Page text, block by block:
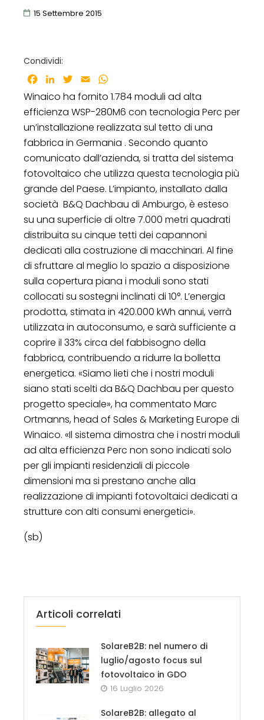
15 Settembre 2015
Condividi:
Facebook
LinkedInTwitter
Email
Winaico ha fornito 1.784 moduli ad alta
efficienza WSP-280M6 con tecnologia Perc per
un’installazione realizzata sul tetto di una
fabbrica in Germania . Secondo quanto
comunicato dall’azienda, si tratta del sistema
fotovoltaico che utilizza questa tecnologia più
grande del Paese. L’impianto, installato dalla
società B&Q Dachbau di Amburgo, è esteso
su una superficie di oltre 7.000 metri quadrati
distribuita su cinque tetti dei capannoni
dedicati alla costruzione di macchinari. Al fine
di sfruttare al meglio lo spazio a disposizione
sulla copertura piana i moduli sono stati
collocati su sostegni inclinati di 10°. L’energia
prodotta, stimata in 420.000 kWh annui, verrà
utilizzata in autoconsumo, e sarà sufficiente a
coprire il 33% circa del fabbisogno della
fabbrica, contribuendo a ridurre la bolletta
energetica. «Siamo lieti che i nostri moduli
siano stati scelti da B&Q Dachbau per questo
progetto speciale», ha commentato Marc
Ortmanns, head of Sales & Marketing Europe di
Winaico. «Il sistema dimostra che i nostri moduli
ad alta efficienza Perc non sono indicati solo
per gli impianti residenziali di piccole
dimensioni ma si prestano anche alla
realizzazione di impianti fotovoltaici dedicati a
strutture con alti consumi energetici».
(sb)
Articoli correlati
SolareB2B: nel numero di
luglio/agosto focus sul
fotovoltaico in GDO
16 Luglio 2026
SolareB2B: allegato al